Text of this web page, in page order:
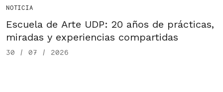
NOTICIA
Escuela de Arte UDP: 20 años de prácticas,
miradas y experiencias compartidas
30 / 07 / 2026